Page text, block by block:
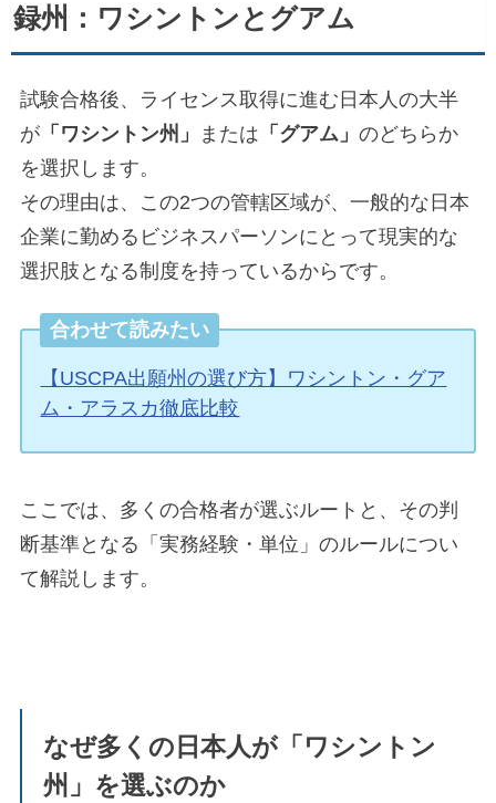
録州：ワシントンとグアム
試験合格後、ライセンス取得に進む日本人の大半
が 「ワシントン州」 または 「グアム」 のどちらか
を選択します。
その理由は、この2つの管轄区域が、一般的な日本
企業に勤めるビジネスパーソンにとって現実的な
選択肢となる制度を持っているからです。
合わせて読みたい
【USCPA出願州の選び方】ワシントン・グア
ム・アラスカ徹底比較
ここでは、多くの合格者が選ぶルートと、その判
断基準となる「実務経験・単位」のルールについ
て解説します。
なぜ多くの日本人が「ワシントン
州」を選ぶのか